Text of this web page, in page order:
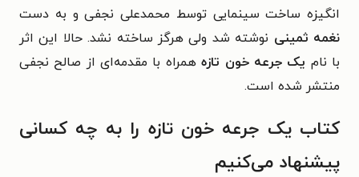
انگیزه ساخت سینمایی توسط محمدعلی نجفی و به دست
نغمه ثمینی نوشته شد ولی هرگز ساخته نشد. حالا این اثر
با نام یک جرعه خون تازههمراه با مقدمه‌ای از صالح نجفی
منتشر شده است.
کتاب یک جرعه خون تازه را به چه کسانی
پیشنهاد می‌کنیم